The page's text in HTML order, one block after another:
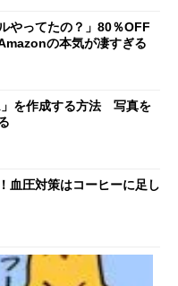
やってたの？」80％OFF
の本気が凄すぎる
」を作成する方法 写真を
血圧対策はコーヒーに足し